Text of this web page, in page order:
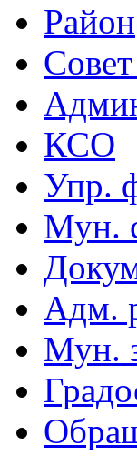
Район
КСО
Упр.
Мун.
Адм.
Мун.